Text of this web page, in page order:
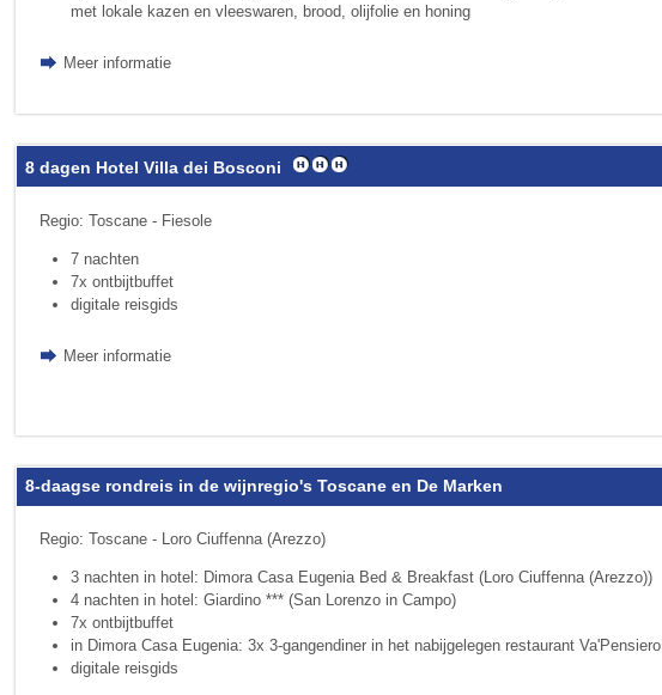
met lokale kazen en vleeswaren, brood, olijfolie en honing
Meer informatie
8 dagen Hotel Villa dei Bosconi
Regio: Toscane - Fiesole
7 nachten
7x ontbijtbuffet
digitale reisgids
Meer informatie
8-daagse rondreis in de wijnregio's Toscane en De Marken
Regio: Toscane - Loro Ciuffenna (Arezzo)
3 nachten in hotel: Dimora Casa Eugenia Bed & Breakfast (Loro Ciuffenna (Arezzo))
4 nachten in hotel: Giardino *** (San Lorenzo in Campo)
7x ontbijtbuffet
in Dimora Casa Eugenia: 3x 3-gangendiner in het nabijgelegen restau­rant Va'Pensiero
digitale reisgids